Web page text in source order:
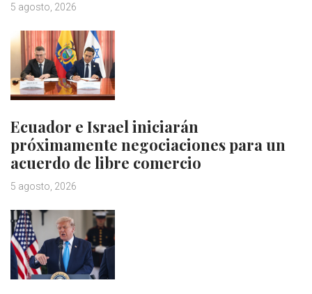
5 agosto, 2026
Ecuador e Israel iniciarán
próximamente negociaciones para un
acuerdo de libre comercio
5 agosto, 2026